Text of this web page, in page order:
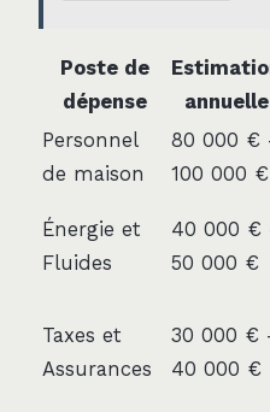
Poste de
dépense
annuelle
Personnel
de maison
80 000 €
100 000 €
Énergie et
Fluides
40 000 €
50 000 €
Taxes et
Assurances
30 000 €
40 000 €